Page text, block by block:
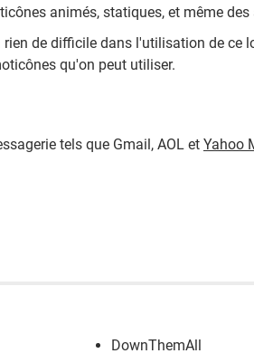
animés, statiques, et même des
de difficile dans l'utilisation de ce
qu'on peut utiliser.
tels que Gmail, AOL et Yahoo
DownThemAll